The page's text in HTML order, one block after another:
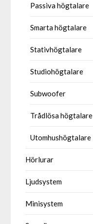
Passiva högtalare
Smarta högtalare
Stativhögtalare
Studiohögtalare
Subwoofer
Trådlösa högtalare
Utomhushögtalare
Hörlurar
Ljudsystem
Minisystem